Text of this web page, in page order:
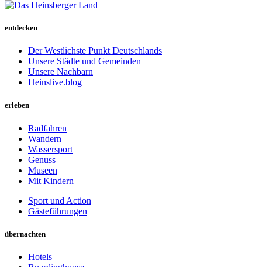
entdecken
Der Westlichste Punkt Deutschlands
Unsere Städte und Gemeinden
Unsere Nachbarn
Heinslive.blog
erleben
Radfahren
Wandern
Wassersport
Genuss
Museen
Mit Kindern
Sport und Action
Gästeführungen
übernachten
Hotels